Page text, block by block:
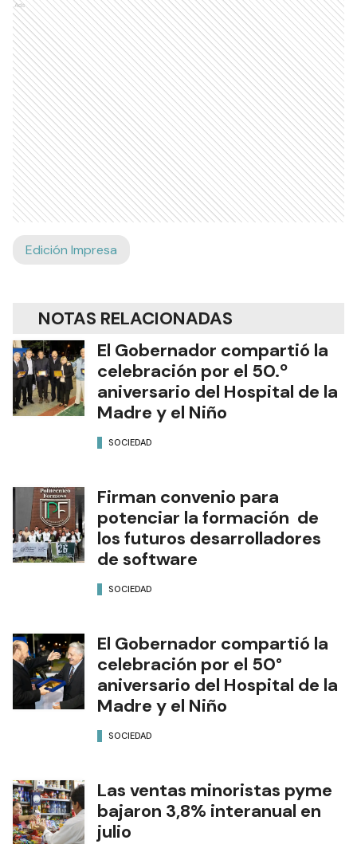
Ads
Edición Impresa
NOTAS RELACIONADAS
El Gobernador compartió la
celebración por el 50.º
aniversario del Hospital de la
Madre y el Niño
SOCIEDAD
Firman convenio para
potenciar la formación de
los futuros desarrolladores
de software
SOCIEDAD
El Gobernador compartió la
celebración por el 50°
aniversario del Hospital de la
Madre y el Niño
SOCIEDAD
Las ventas minoristas pyme
bajaron 3,8% interanual en
julio